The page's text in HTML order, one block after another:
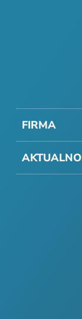
FIRMA